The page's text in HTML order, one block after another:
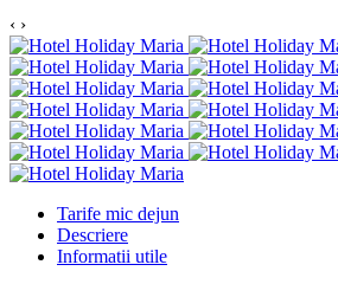
‹ ›
Tarife mic dejun
Descriere
Informatii utile